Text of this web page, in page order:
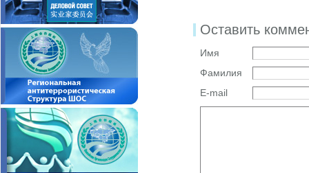
Оставить
Имя
Фамилия
E-mail